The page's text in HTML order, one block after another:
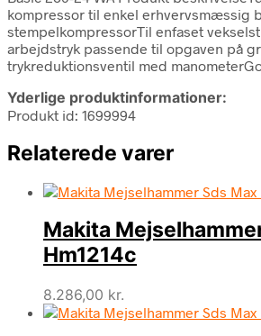
kompressor til enkel erhvervsmæssig
stempelkompressorTil enfaset
arbejdstryk passende til opgaven på
trykreduktionsventil med
Yderlige produktinformationer:
Produkt id: 1699994
Relaterede varer
Makita
Hm1214c
8.286,00 kr.